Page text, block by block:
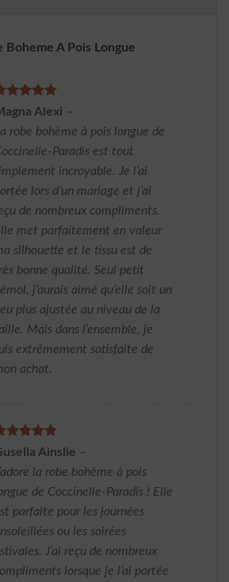
Boheme A Pois Longue
5sur
Alexi –
robe bohème à pois longue de
Paradis est tout
incroyable. Je l’ai
lors d’un mariage et j’ai
de nombreux compliments.
met parfaitement en valeur
silhouette et le tissu est de
bonne qualité. Seul petit
j’aurais aimé qu’elle soit un
plus ajustée au niveau de la
Mais dans l’ensemble, je
extrêmement satisfaite de
achat.
5sur
Ainslie –
la robe bohème à pois
de Coccinelle-Paradis ! Elle
parfaite pour les journées
ou les soirées
J’ai reçu de nombreux
lorsque je l’ai portée